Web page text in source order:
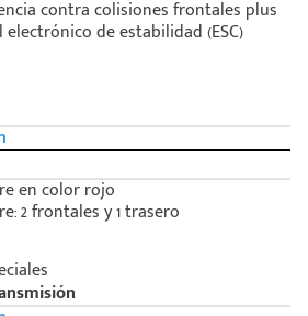
contra colisiones frontales plus
de estabilidad (ESC)
en color rojo
2 frontales y 1 trasero